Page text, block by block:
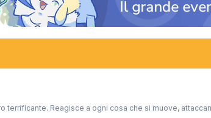
terrificante. Reagisce a ogni cosa che si muove,